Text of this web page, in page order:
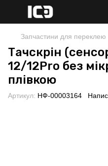
Запчастини для переклею
Тачскрін
12/12Pro без
плівкою
Артикул: НФ-00003164